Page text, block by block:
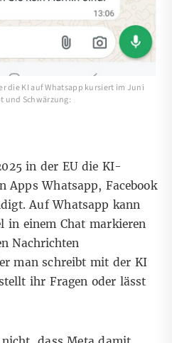
die KI auf Whatsapp kursiert im Juni
und Schwärzung:
in der EU die KI-
Apps Whatsapp, Facebook
Auf Whatsapp kann
in einem Chat markieren
Nachrichten
man schreibt mit der KI
ihr Fragen oder lässt